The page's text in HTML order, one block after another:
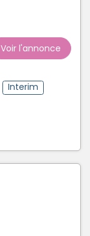
Voir l'annonce
Interim